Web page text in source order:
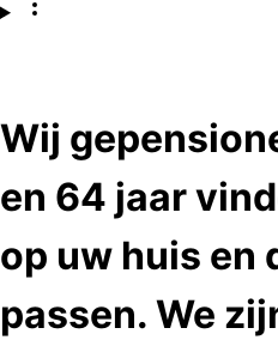
Wij
en 64 jaar
op uw huis en
passen. We